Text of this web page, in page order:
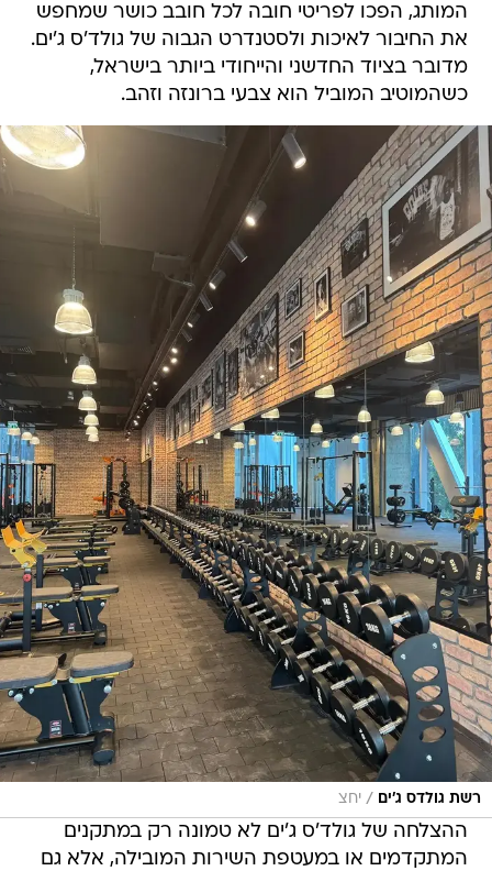
המותג, הפכו לפריטי חובה לכל חובב כושר שמחפש
את החיבור לאיכות ולסטנדרט הגבוה של גולד'ס ג'ים.
מדובר בציוד החדשני והייחודי ביותר בישראל,
כשהמוטיב המוביל הוא צבעי ברונזה וזהב.
רשת גולדס ג'ים / יחצ
ההצלחה של גולד'ס ג'ים לא טמונה רק במתקנים
המתקדמים או במעטפת השירות המובילה, אלא גם